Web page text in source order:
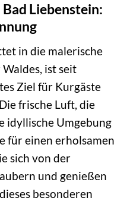
Liebenstein:
in die malerische
ist seit
Ziel für Kurgäste
frische Luft, die
idyllische Umgebung
für einen erholsamen
sich von der
und genießen
besonderen